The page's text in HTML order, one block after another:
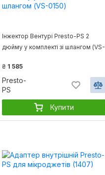
Інжектор Вентурі Presto-PS 2
дюйму у комплекті зі шлангом (VS-
₴ 1 585
Presto-
PS
Купити